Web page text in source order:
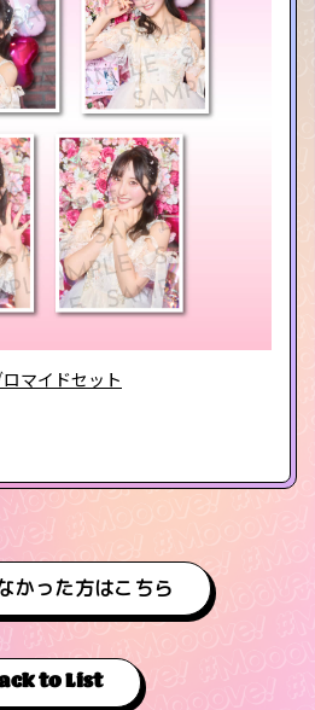
マイドセット
かった方はこちら
to List